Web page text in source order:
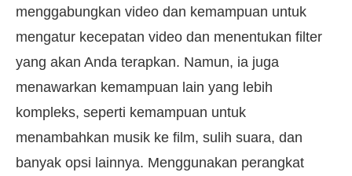
menggabungkan video dan kemampuan untuk
mengatur kecepatan video dan menentukan filter
yang akan Anda terapkan. Namun, ia juga
menawarkan kemampuan lain yang lebih
kompleks, seperti kemampuan untuk
menambahkan musik ke film, sulih suara, dan
banyak opsi lainnya. Menggunakan perangkat